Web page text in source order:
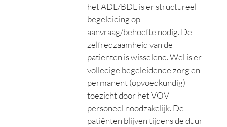
het ADL/BDL is er structureel
begeleiding op
aanvraag/behoefte nodig. De
zelfredzaamheid van de
patiënten is wisselend. Wel is er
volledige begeleidende zorg en
permanent (opvoedkundig)
toezicht door het VOV-
personeel noodzakelijk. De
patiënten blijven tijdens de duur